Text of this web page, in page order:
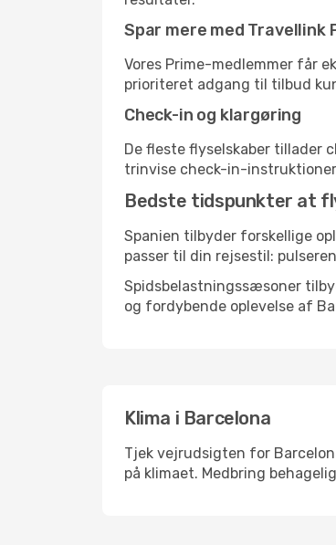
Spar mere med Travellink
Vores Prime-medlemmer får
prioriteret adgang til tilbud
Check-in og klargøring
De fleste flyselskaber tillader
trinvise check-in-
Bedste tidspunkter at
Spanien tilbyder forskellige
passer til din rejsestil:
Spidsbelastningssæsoner
og fordybende oplevelse af
Klima i Barcelona
Tjek vejrudsigten for
på klimaet. Medbring